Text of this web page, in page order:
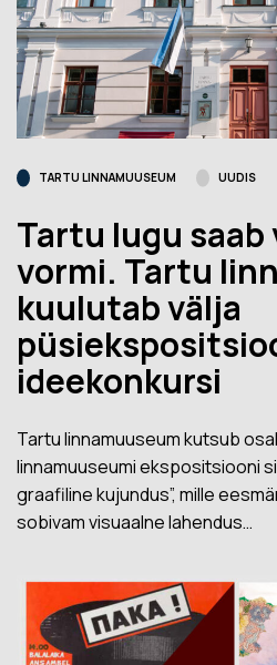
TARTU LINNAMUUSEUM UUDIS
Tartu lugu saab
vormi. Tartu
kuulutab välja
ideekonkursi
Tartu linnamuuseum kutsub
linnamuuseumi ekspositsiooni
graafiline kujundus”, mille
sobivam visuaalne lahendus…